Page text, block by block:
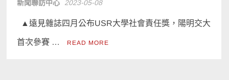
新聞聯訪中心 2023-05-08
▲遠見雜誌四月公布USR大學社會責任獎，陽明交大
首次參賽 … READ MORE